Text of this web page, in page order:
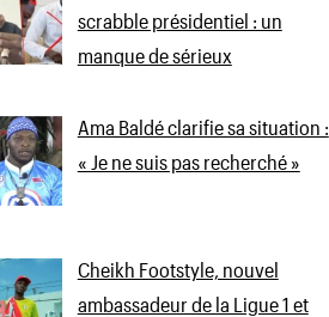
scrabble présidentiel : un
manque de sérieux
Ama Baldé clarifie sa situation :
« Je ne suis pas recherché »
Cheikh Footstyle, nouvel
ambassadeur de la Ligue 1 et